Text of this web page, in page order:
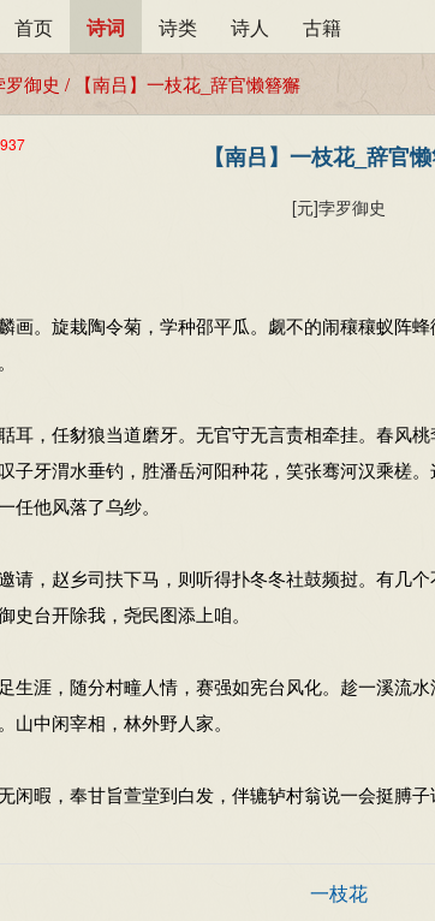
首页 诗词 诗类 诗人 古籍
罗御史 / 【南吕】一枝花_辞官懒簪獬
【南吕】一枝花_辞官
[元]孛罗御史
画。旋栽陶令菊，学种邵平瓜。觑不的闹穰穰蚁阵
耳，任豺狼当道磨牙。无官守无言责相牵挂。春风
子牙渭水垂钓，胜潘岳河阳种花，笑张骞河汉乘槎
任他风落了乌纱。
请，赵乡司扶下马，则听得扑冬冬社鼓频挝。有几
史台开除我，尧民图添上咱。
生涯，随分村疃人情，赛强如宪台风化。趁一溪流
山中闲宰相，林外野人家。
闲暇，奉甘旨萱堂到白发，伴辘轳村翁说一会挺膊
一枝花